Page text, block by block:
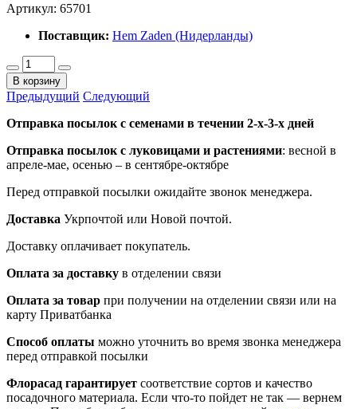
Артикул: 65701
Поставщик: Hem Zaden (Нидерланды)
В корзину
Предыдущий Следующий
Отправка посылок с семенами в течении 2-х-3-х дней
Отправка посылок с луковицами и растениями: весной в
апреле-мае, осенью – в сентябре-октябре
Перед отправкой посылки ожидайте звонок менеджера.
Доставка Укрпочтой или Новой почтой.
Доставку оплачивает покупатель.
Оплата за доставку в отделении связи
Оплата за товар при получении на отделении связи или на
карту Приватбанка
Способ оплаты можно уточнить во время звонка менеджера
перед отправкой посылки
Флорасад гарантирует соответствие сортов и качество
посадочного материала. Если что-то пойдет не так — вернем